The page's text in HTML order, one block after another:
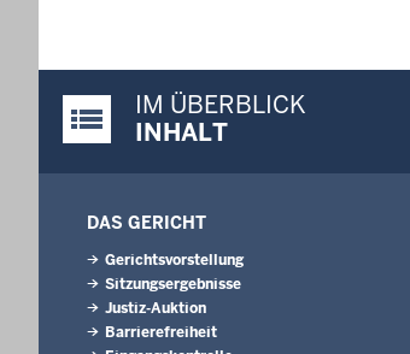
Justiz-Portal im Überblick:
IM ÜBERBLICK
INHALT
DAS GERICHT
Gerichtsvorstellung
Sitzungsergebnisse
Justiz-Auktion
Barrierefreiheit